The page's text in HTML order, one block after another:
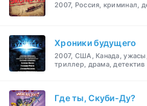
2007, Россия, криминал,
Хроники будущего
2007, США, Канада,
триллер, драма, детектив
Где ты, Скуби-Ду?